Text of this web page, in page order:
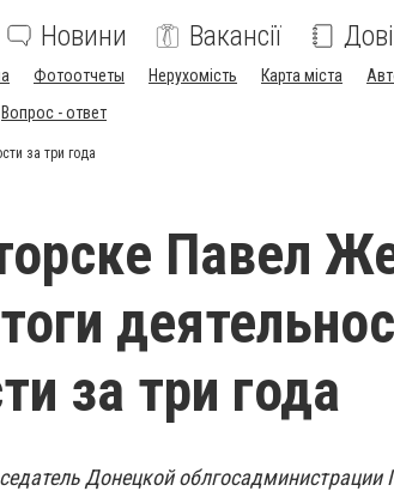
Новини Вакансії
Фотоотчеты Нерухомість Карта міста
Вопрос - ответ
за три года
Павел
за три года
Донецкой